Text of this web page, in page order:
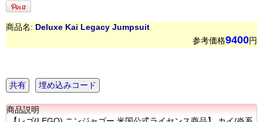
商品名: Deluxe Kai Legacy Jumpsuit
参考価格9400円
共有 埋め込みコード
商品説明